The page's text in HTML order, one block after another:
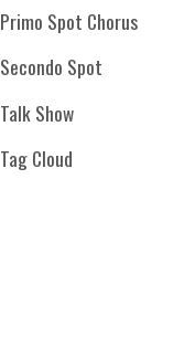
Primo Spot Chorus
Secondo Spot
Talk Show
Tag Cloud